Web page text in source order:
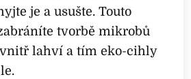
je a usušte. Touto
tvorbě mikrobů
lahví a tím eko-cihly